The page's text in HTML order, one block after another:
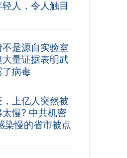
人，令人触目
是源自实验室
量证据表明武
病毒
上亿人突然被
慢? 中共机密
染慢的省市被点